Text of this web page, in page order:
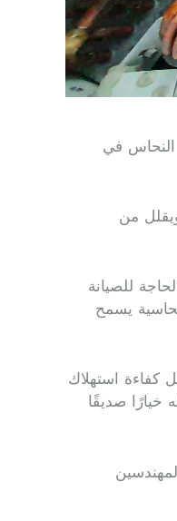
النحاس في
من
للصيانة
يسمح
كفاءة استهلاك
خيارًا صديقًا